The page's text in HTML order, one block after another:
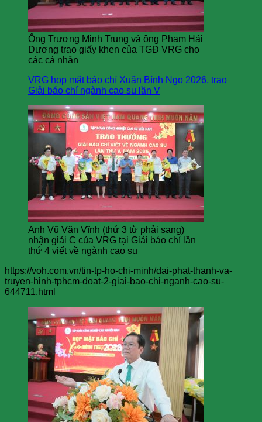
Ông Trương Minh Trung và ông Phạm Hải
Dương trao giấy khen của TGĐ VRG cho
các cá nhân
VRG họp mặt báo chí Xuân Bính Ngọ 2026, trao
Giải báo chí ngành cao su lần V
Anh Vũ Văn Vĩnh (thứ 3 từ phải sang)
nhận giải C của VRG tại Giải báo chí lần
thứ 4 viết về ngành cao su
https://voh.com.vn/tin-tp-ho-chi-minh/dai-phat-thanh-va-
truyen-hinh-tphcm-doat-2-giai-bao-chi-nganh-cao-su-
644711.html